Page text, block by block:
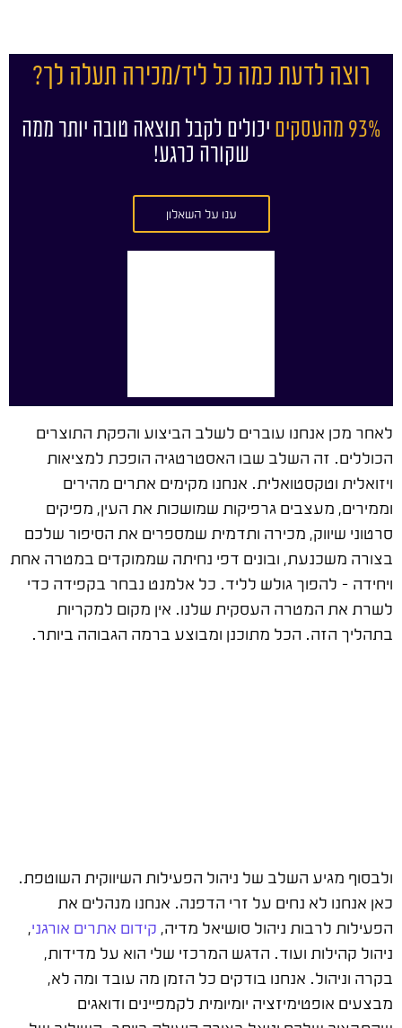
רוצה לדעת כמה כל ליד/מכירה תעלה לך?
93% מהעסקים
יכולים לקבל תוצאה טובה יותר ממה
שקורה כרגע!
ענו על השאלון
לאחר מכן אנחנו עוברים לשלב הביצוע והפקת התוצרים
הכוללים. זה השלב שבו האסטרטגיה הופכת למציאות
ויזואלית וטקסטואלית. אנחנו מקימים אתרים מהירים
וממירים, מעצבים גרפיקות שמושכות את העין, מפיקים
סרטוני שיווק, מכירה ותדמית שמספרים את הסיפור שלכם
בצורה משכנעת, ובונים דפי נחיתה שממוקדים במטרה אחת
ויחידה – להפוך גולש לליד. כל אלמנט נבחר בקפידה כדי
לשרת את המטרה העסקית שלנו. אין מקום למקריות
בתהליך הזה. הכל מתוכנן ומבוצע ברמה הגבוהה ביותר.
ולבסוף מגיע השלב של ניהול הפעילות השיווקית השוטפת.
כאן אנחנו לא נחים על זרי הדפנה. אנחנו מנהלים את
הפעילות לרבות ניהול סושיאל מדיה,קידום אתרים אורגני,
ניהול קהילות ועוד. הדגש המרכזי שלי הוא על מדידות,
בקרה וניהול. אנחנו בודקים כל הזמן מה עובד ומה לא,
מבצעים אופטימיזציה יומיומית לקמפיינים ודואגים